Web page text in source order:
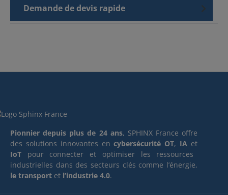
Demande de devis rapide
Pionnier depuis plus de 24 ans, SPHINX France offre
des solutions innovantes encybersécurité OT, IA et
IoT pour connecter et optimiser les ressources
industrielles dans des secteurs clés comme l’énergie,
le transport et l’industrie 4.0.